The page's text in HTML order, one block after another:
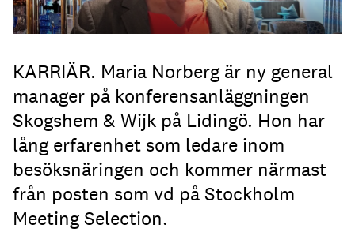
KARRIÄR. Maria Norberg är ny general
manager på konferensanläggningen
Skogshem & Wijk på Lidingö. Hon har
lång erfarenhet som ledare inom
besöksnäringen och kommer närmast
från posten som vd på Stockholm
Meeting Selection.